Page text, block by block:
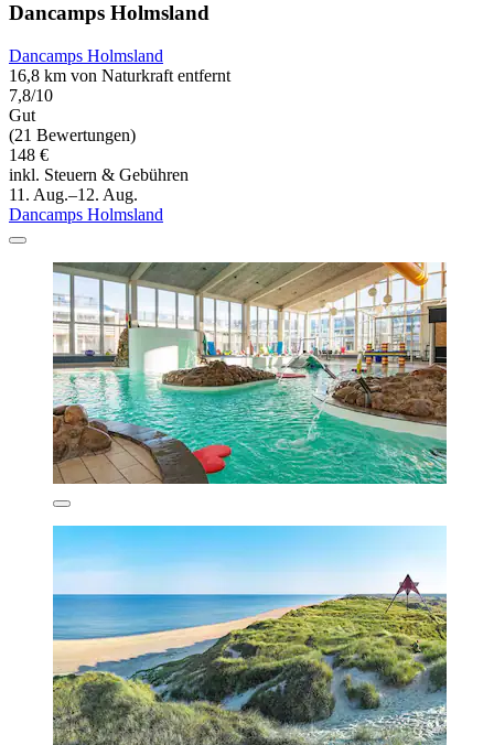
Dancamps Holmsland
Dancamps Holmsland
16,8 km von Naturkraft entfernt
7,8/10
Gut
(21 Bewertungen)
148 €
inkl. Steuern & Gebühren
11. Aug.–12. Aug.
Dancamps Holmsland